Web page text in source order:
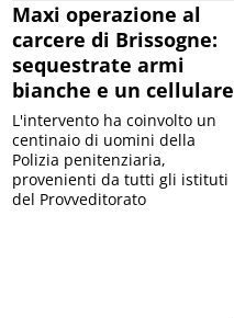
Maxi operazione al
carcere di Brissogne:
sequestrate armi
bianche e un cellulare
L'intervento ha coinvolto un
centinaio di uomini della
Polizia penitenziaria,
provenienti da tutti gli istituti
del Provveditorato